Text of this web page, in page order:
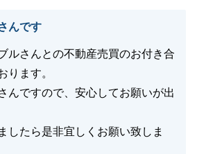
閉じる
んです
ルさんとの不動産売買のお付き合
ります。
んですので、安心してお願いが出
したら是非宜しくお願い致しま